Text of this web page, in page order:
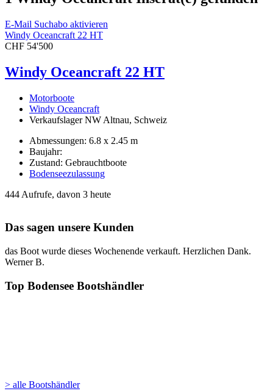
E-Mail Suchabo aktivieren
Windy Oceancraft 22 HT
CHF 54'500
Windy Oceancraft 22 HT
Motorboote
Windy Oceancraft
Verkaufslager NW Altnau, Schweiz
Abmessungen: 6.8 x 2.45 m
Baujahr:
Zustand: Gebrauchtboote
Bodenseezulassung
444 Aufrufe, davon 3 heute
Das sagen unsere Kunden
das Boot wurde dieses Wochenende verkauft. Herzlichen Dank.
Werner B.
Top Bodensee Bootshändler
> alle Bootshändler